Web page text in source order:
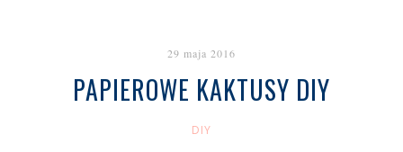
29 maja 2016
PAPIEROWE KAKTUSY DIY
DIY